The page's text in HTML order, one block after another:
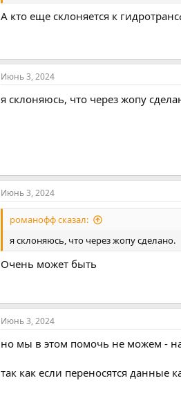
А кто еще склоняется к
Июнь 3, 2024
я склоняюсь, что через жопу
Июнь 3, 2024
романофф сказал:
я склоняюсь, что через жопу сделано.
Очень может быть
Июнь 3, 2024
но мы в этом помочь не можем -
так как если переносятся данные